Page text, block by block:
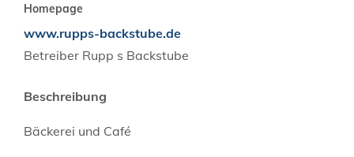
Homepage
www.rupps-backstube.de
Betreiber Rupp s Backstube
Beschreibung
Bäckerei und Café